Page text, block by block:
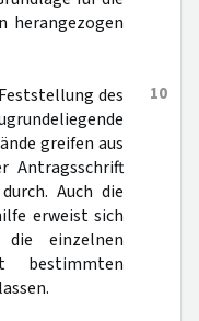
herangezogen
10
des
greifen aus
Antragsschrift
Auch die
erweist sich
einzelnen
bestimmten